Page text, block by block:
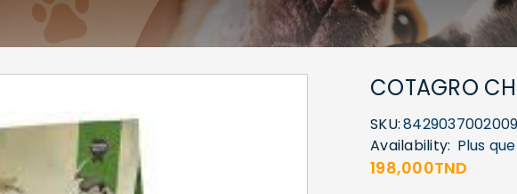
COTAGRO
SKU:8429037002009
Availability: Plus
198,000TND